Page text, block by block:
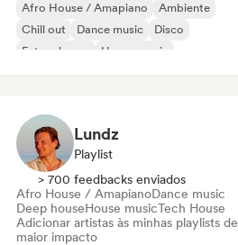
Afro House / Amapiano
Ambiente
Chill out
Dance music
Disco
Future house
House music
Lundz
Playlist
> 700 feedbacks enviados
Afro House / AmapianoDance music
Deep houseHouse musicTech House
Adicionar artistas às minhas playlists de
maior impacto